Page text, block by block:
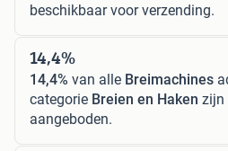
beschikbaar voor verzending.
14,4%
14,4% van alle Breimachines
categorie Breien en Haken zijn
aangeboden.